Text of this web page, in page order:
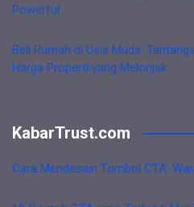
Powerful
Beli Rumah di Usia Muda:
Harga Properti yang Melonjak
KabarTrust.com
Cara Mendesain Tombol CTA: